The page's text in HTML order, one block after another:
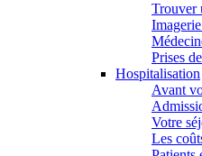
Trouver
Prises
Hospitalisation
Avant
Votre
Les